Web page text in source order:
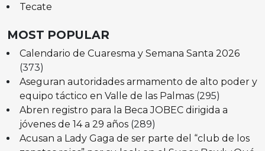
Tecate
MOST POPULAR
Calendario de Cuaresma y Semana Santa 2026
(373)
Aseguran autoridades armamento de alto poder y
equipo táctico en Valle de las Palmas (295)
Abren registro para la Beca JOBEC dirigida a
jóvenes de 14 a 29 años (289)
Acusan a Lady Gaga de ser parte del “club de los